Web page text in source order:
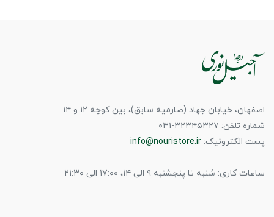
اصفهان، خیابان جهاد (صارمیه سابق)، بین کوچه ۱۲ و ۱۴
شماره تلفن: ۳۲۳۴۵۳۲۷-۰۳۱
پست الکترونیک: info@nouristore.ir
ساعات کاری: شنبه تا پنجشنبه ۹ الی ۱۴، ۱۷:۰۰ الی ۲۱:۳۰